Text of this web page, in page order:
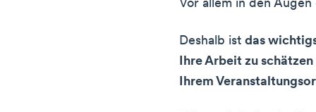
Vor allem in den
Deshalb istdas
Ihre Arbeit zu schätzen
Ihrem